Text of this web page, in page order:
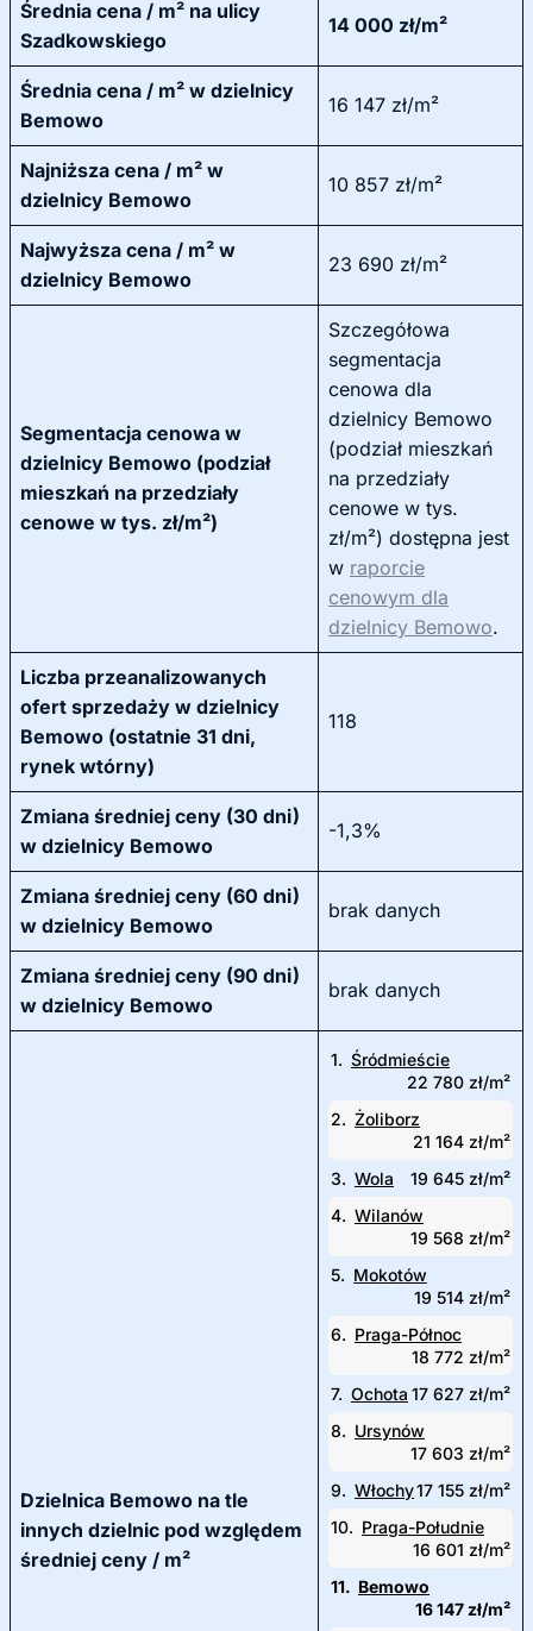
Średnia cena / m² na ulicy
Szadkowskiego
14 000 zł/m²
Średnia cena / m² w dzielnicy
Bemowo
16 147 zł/m²
Najniższa cena / m² w
dzielnicy Bemowo
10 857 zł/m²
Najwyższa cena / m² w
dzielnicy Bemowo
23 690 zł/m²
Segmentacja cenowa w
dzielnicy Bemowo (podział
mieszkań na przedziały
cenowe w tys. zł/m²)
Szczegółowa
segmentacja
cenowa dla
dzielnicy Bemowo
(podział mieszkań
na przedziały
cenowe w tys.
zł/m²) dostępna jest
w raporcie
cenowym dla
dzielnicy Bemowo.
Liczba przeanalizowanych
ofert sprzedaży w dzielnicy
Bemowo (ostatnie 31 dni,
rynek wtórny)
118
Zmiana średniej ceny (30 dni)
w dzielnicy Bemowo
-1,3%
Zmiana średniej ceny (60 dni)
w dzielnicy Bemowo
brak danych
Zmiana średniej ceny (90 dni)
w dzielnicy Bemowo
brak danych
Dzielnica Bemowo na tle
innych dzielnic pod względem
średniej ceny / m²
1. Śródmieście
22 780 zł/m²
2. Żoliborz
21 164 zł/m²
3. Wola
19 645 zł/m²
4. Wilanów
19 568 zł/m²
5. Mokotów
19 514 zł/m²
6. Praga-Północ
18 772 zł/m²
7. Ochota 17 627 zł/m²
8. Ursynów
17 603 zł/m²
9. Włochy17 155 zł/m²
10. Praga-Południe
16 601 zł/m²
11. Bemowo
16 147 zł/m²